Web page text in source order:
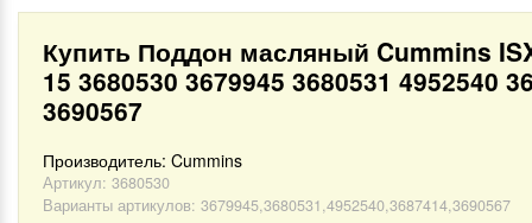
Купить Поддон масляный Cummins
15 3680530 3679945 3680531 4952540
3690567
Производитель: Cummins
Артикул: 3680530
Варианты артикулов: 3679945,3680531,4952540,3687414,3690567